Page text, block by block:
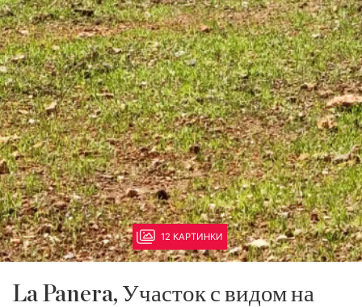
12 КАРТИНКИ
La Panera, Участок с видом на